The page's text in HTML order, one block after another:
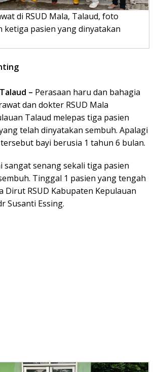
di RSUD Mala, Talaud, foto
ketiga pasien yang dinyatakan
– Perasaan haru dan bahagia
dan dokter RSUD Mala
Talaud melepas tiga pasien
telah dinyatakan sembuh. Apalagi
bayi berusia 1 tahun 6 bulan.
sangat senang sekali tiga pasien
Tinggal 1 pasien yang tengah
Dirut RSUD Kabupaten Kepulauan
Susanti Essing.